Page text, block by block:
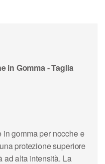
in Gomma - Taglia
gomma per nocche e
protezione superiore
ad alta intensità. La